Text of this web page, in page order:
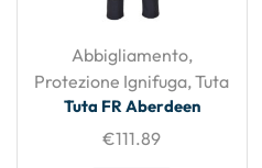
Abbigliamento,
Protezione Ignifuga,Tuta
Tuta FR Aberdeen
€111.89